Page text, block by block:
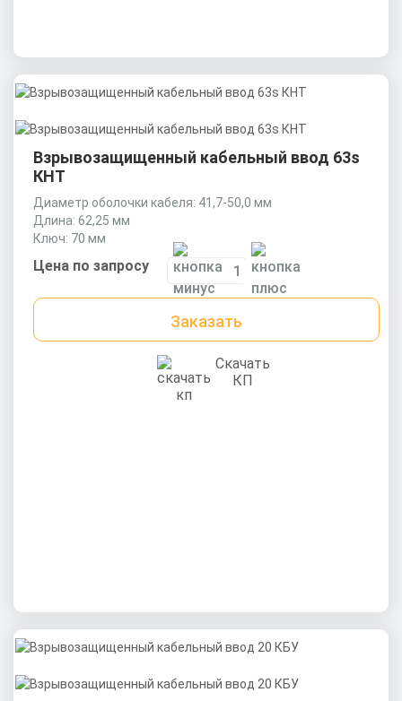
Взрывозащищенный кабельный ввод 63s
КНТ
Диаметр оболочки кабеля: 41,7-50,0 мм
Длина: 62,25 мм
Ключ: 70 мм
Цена по запросу
Заказать
Скачать
КП